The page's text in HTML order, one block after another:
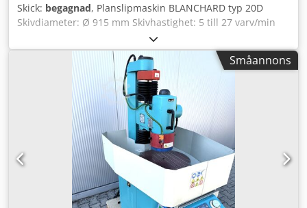
Skick: begagnad, Planslipmaskin BLANCHARD typ 20D
Skivdiameter: Ø 915 mm Skivhastighet: 5 till 27 varv/min
Slipstensdiameter: Ø 500 mm Max höjd under slipsten:
450 mm Spindelmotor: 30 hk - 715 varv/min Dksdpfx
Aozmwlzjb Uor Elektromagnetisk planskiva Snabb
upp-/nedmatning Spänning: 220 V 3-fas Mått (L x B x H):
3700 x 2000 x 2600 mm Vikt: 6 ton
Småannons